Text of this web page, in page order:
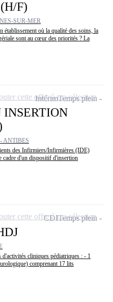
F)
SUR-MER
établissement où la qualité des soins, la
sont au cœur des priorités ? La
ANTIBES
des Infirmiers/Infirmières (IDE)
cadre d'un dispositif d'insertion
IntérimTemps plein
cette offre à ma sélection
d'activités cliniques pédiatriques : - 1
comprenant 17 lits
CDITemps plein
cette offre à ma sélection